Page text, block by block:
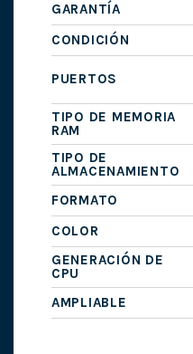
GARANTÍA
CONDICIÓN
PUERTOS
TIPO DE MEMORIA
RAM
TIPO DE
ALMACENAMIENTO
FORMATO
COLOR
GENERACIÓN DE
CPU
AMPLIABLE